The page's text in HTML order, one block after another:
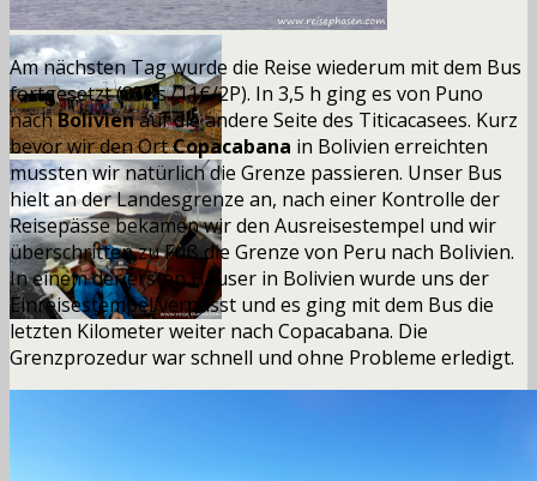
Am nächsten Tag wurde die Reise wiederum mit dem Bus
fortgesetzt(85Bs./11€/2P). In 3,5 h ging es von Puno
nachBolivienauf die andere Seite des Titicacasees. Kurz
bevor wir den OrtCopacabana in Bolivien erreichten
mussten wir natürlich die Grenze passieren. Unser Bus
hielt an der Landesgrenze an, nach einer Kontrolle der
Reisepässe bekamen wir den Ausreisestempel und wir
überschritten zu Fuß die Grenze von Peru nach Bolivien.
In einem der ersten Hä user in Bolivien wurde uns der
Einreisestempel verpasst und es ging mit dem Bus die
letzten Kilometer weiter nach Copacabana. Die
Grenzprozedur war schnell und ohne Probleme erledigt.